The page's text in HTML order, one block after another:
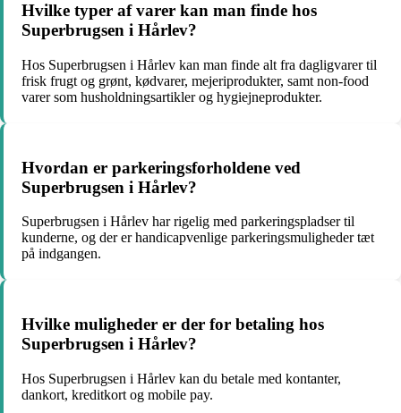
Hvilke typer af varer kan man finde hos
Superbrugsen i Hårlev?
Hos Superbrugsen i Hårlev kan man finde alt fra dagligvarer til
frisk frugt og grønt, kødvarer, mejeriprodukter, samt non-food
varer som husholdningsartikler og hygiejneprodukter.
Hvordan er parkeringsforholdene ved
Superbrugsen i Hårlev?
Superbrugsen i Hårlev har rigelig med parkeringspladser til
kunderne, og der er handicapvenlige parkeringsmuligheder tæt
på indgangen.
Hvilke muligheder er der for betaling hos
Superbrugsen i Hårlev?
Hos Superbrugsen i Hårlev kan du betale med kontanter,
dankort, kreditkort og mobile pay.